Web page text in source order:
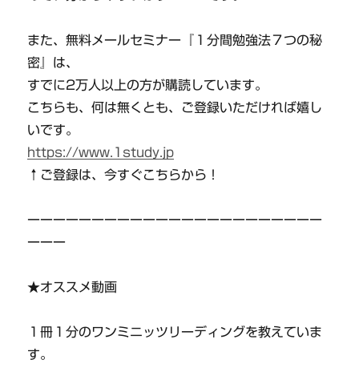
また、無料メールセミナー『１分間勉強法７つの秘
密』は、
すでに2万人以上の方が購読しています。
こちらも、何は無くとも、ご登録いただければ嬉し
いです。
https://www.1study.jp
↑ご登録は、今すぐこちらから！
ーーーーーーーーーーーーーーーーーーーーーーー
ーーー
★オススメ動画
１冊１分のワンミニッツリーディングを教えていま
す。